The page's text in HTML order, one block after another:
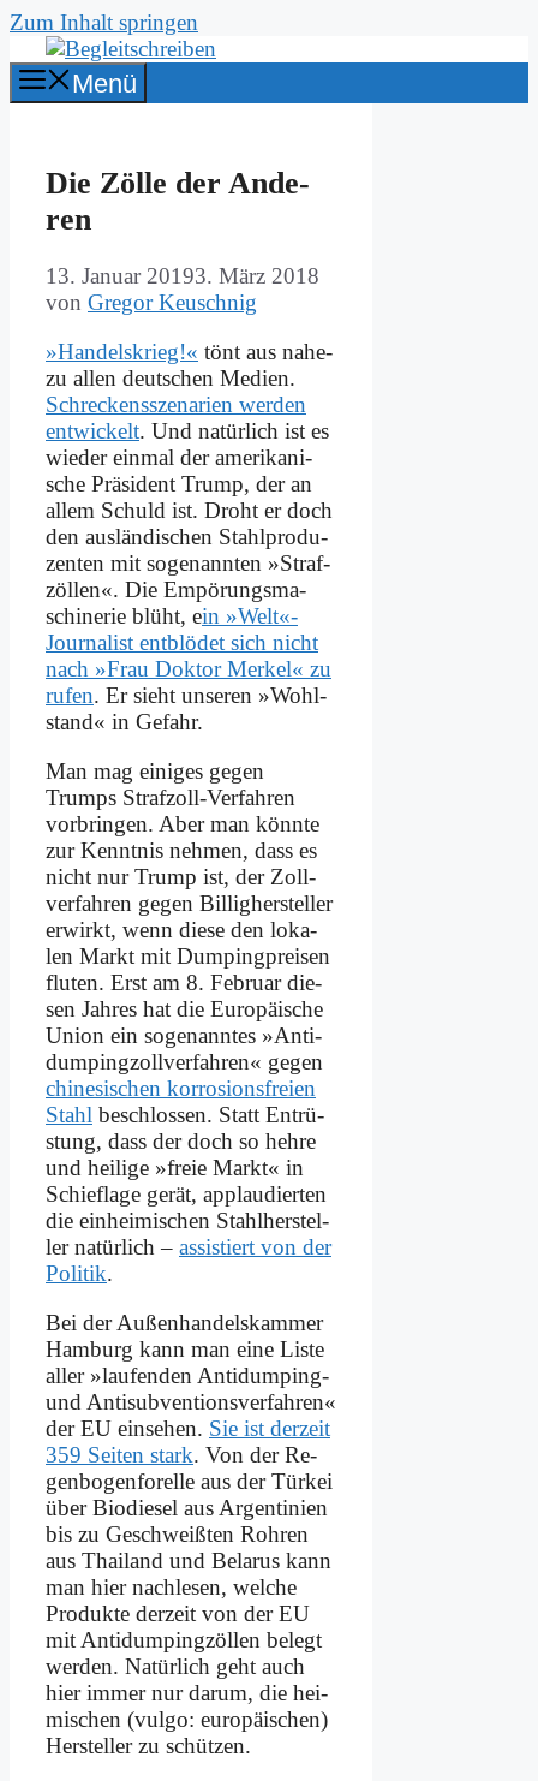
Zum Inhalt springen
Menü
Die Zöl­le der An­de­
ren
13. Januar 20193. März 2018
von Gregor Keuschnig
»Han­dels­krieg!« tönt aus na­he­
zu al­len deut­schen Me­di­en.
Schreckens­sze­na­ri­en wer­den
ent­wickelt. Und na­tür­lich ist es
wie­der ein­mal der ame­ri­ka­ni­
sche Prä­si­dent Trump, der an
al­lem Schuld ist. Droht er doch
den aus­län­di­schen Stahl­pro­du­
zen­ten mit so­ge­nann­ten »Straf­
zöl­len«. Die Em­pö­rungs­ma­
schi­ne­rie blüht, ein »Welt«-
Journalist ent­blö­det sich nicht
nach »Frau Dok­tor Mer­kel« zu
ru­fen. Er sieht un­se­ren »Wohl­
stand« in Ge­fahr.
Man mag ei­ni­ges ge­gen
Trumps Straf­zoll-Ver­fah­ren
vor­brin­gen. Aber man könn­te
zur Kennt­nis neh­men, dass es
nicht nur Trump ist, der Zoll­
ver­fah­ren ge­gen Bil­lig­her­stel­ler
er­wirkt, wenn die­se den lo­ka­
len Markt mit Dum­ping­prei­sen
flu­ten. Erst am 8. Fe­bru­ar die­
sen Jah­res hat die Eu­ro­päi­sche
Uni­on ein so­ge­nann­tes »An­ti­
dum­ping­zoll­ver­fah­ren« ge­gen
chi­ne­si­schen kor­ro­si­ons­frei­en
Stahl be­schlos­sen. Statt Ent­rü­
stung, dass der doch so heh­re
und hei­li­ge »freie Markt« in
Schief­la­ge ge­rät, ap­plau­dier­ten
die ein­hei­mi­schen Stahl­her­stel­
ler na­tür­lich – as­si­stiert von der
Po­li­tik.
Bei der Au­ßen­han­dels­kam­mer
Ham­burg kann man ei­ne Li­ste
al­ler »lau­fen­den An­ti­dum­ping-
und An­ti­sub­ven­ti­ons­ver­fah­ren«
der EU ein­se­hen. Sie ist der­zeit
359 Sei­ten stark. Von der Re­
gen­bo­gen­fo­rel­le aus der Tür­kei
über Bio­die­sel aus Ar­gen­ti­ni­en
bis zu Ge­schweiß­ten Roh­ren
aus Thai­land und Be­la­rus kann
man hier nach­le­sen, wel­che
Pro­duk­te der­zeit von der EU
mit An­ti­dum­ping­zöl­len be­legt
wer­den. Na­tür­lich geht auch
hier im­mer nur dar­um, die hei­
mi­schen (vul­go: eu­ro­päi­schen)
Her­stel­ler zu schüt­zen.